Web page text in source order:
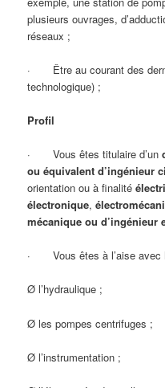
plusieurs ouvrages,
réseaux ;
· Être au courant des
technologique) ;
Profil
· Vous êtes titulaire d’un
ou équivalent d’ingénieur
orientation ou à finalité
électronique,
mécanique ou d’ingénieur
· Vous êtes à l’aise avec
Ø l’hydraulique ;
Ø les pompes centrifuges ;
Ø l’instrumentation ;